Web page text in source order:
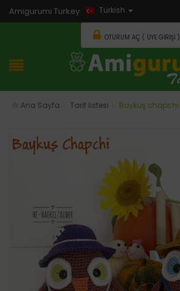
Amigurumi Turkey Turkish
OTURUM AÇ ( ÜYE GIRIŞI )
Ana Sayfa Tarif listesi Baykuş chapchi